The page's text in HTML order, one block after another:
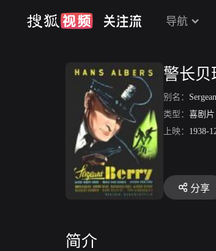
导航
警长贝
别名：
类型： 喜剧片
上映： 1938-
分享
简介